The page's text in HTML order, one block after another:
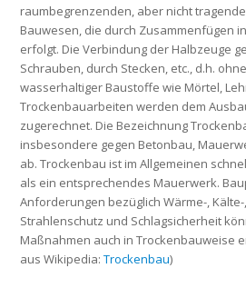
raumbegrenzenden, aber nicht
Bauwesen, die durch Zusammenfügen
erfolgt. Die Verbindung der Halbzeuge
Schrauben, durch Stecken, etc., d.h.
wasserhaltiger Baustoffe wie Mörtel,
Trockenbauarbeiten werden dem
zugerechnet. Die Bezeichnung
insbesondere gegen Betonbau,
ab. Trockenbau ist im Allgemeinen
als ein entsprechendes Mauerwerk.
Anforderungen bezüglich Wärme-, Kälte-
Strahlenschutz und Schlagsicherheit
Maßnahmen auch in Trockenbauweise
aus Wikipedia:Trockenbau)